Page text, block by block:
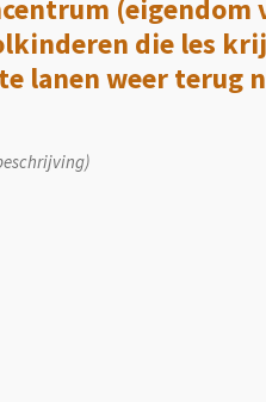
(eigendom
die les
lanen weer terug